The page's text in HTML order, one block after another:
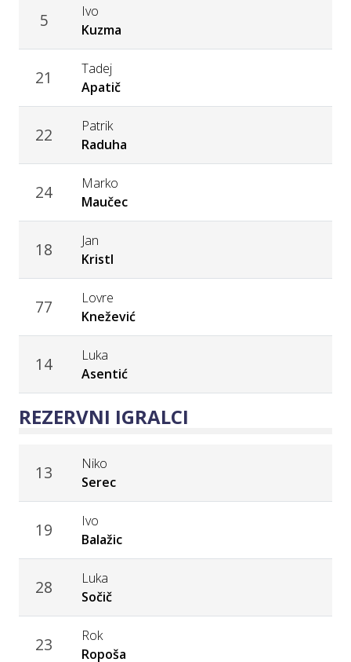
5
Ivo
Kuzma
21
Tadej
Apatič
22
Patrik
Raduha
24
Marko
Maučec
18
Jan
Kristl
77
Lovre
Knežević
14
Luka
Asentić
REZERVNI IGRALCI
13
Niko
Serec
19
Ivo
Balažic
28
Luka
Sočič
23
Rok
Ropoša